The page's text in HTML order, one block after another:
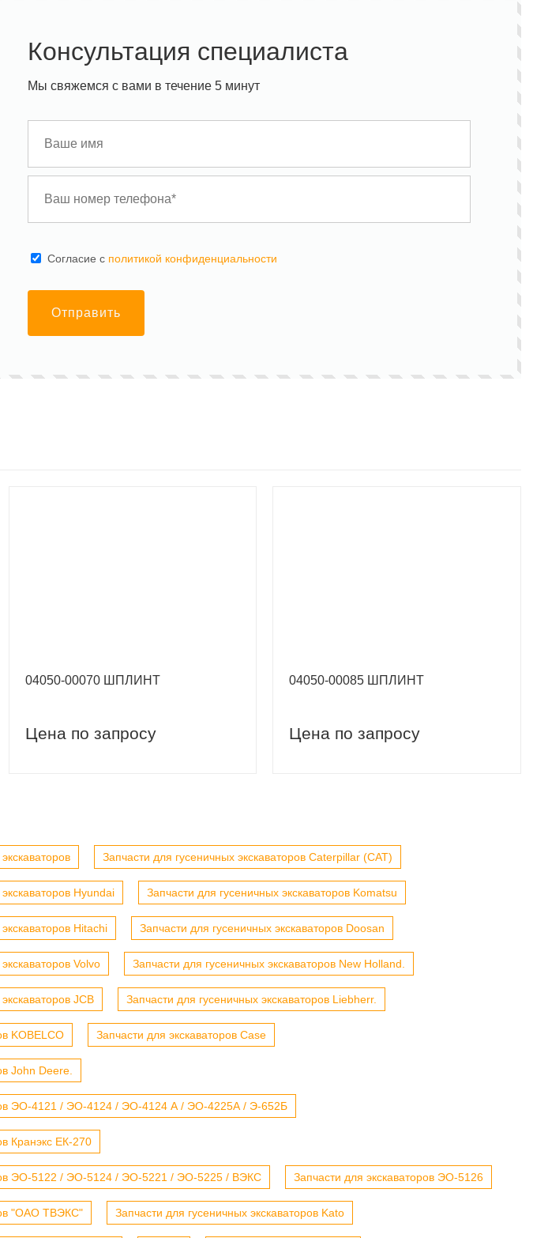
первый заказ
Консультация специалиста
Мы свяжемся с вами в течение 5 минут
Cогласие с политикой конфиденциальности
Отправить
04050-00070 ШПЛИНТ
Цена по запросу
04050-00085 ШПЛИНТ
Цена по запросу
Запчасти для гусеничных экскаваторов Caterpillar (CAT)
Hyundai Запчасти для гусеничных экскаваторов Komatsu
Hitachi Запчасти для гусеничных экскаваторов Doosan
Volvo Запчасти для гусеничных экскаваторов New Holland.
JCB Запчасти для гусеничных экскаваторов Liebherr.
KOBELCO Запчасти для экскаваторов Case
John Deere.
ЭО-4121 / ЭО-4124 / ЭО-4124 А / ЭО-4225А / Э-652Б
Кранэкс ЕК-270
ЭО-5122 / ЭО-5124 / ЭО-5221 / ЭО-5225 / ВЭКС Запчасти для экскаваторов ЭО-5126
"ОАО ТВЭКС" Запчасти для гусеничных экскаваторов Kato